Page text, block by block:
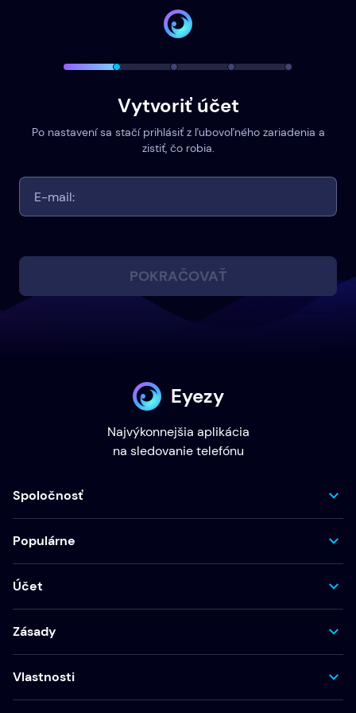
Vytvoriť účet
Po nastavení sa stačí prihlásiť z ľubovoľného zariadenia a
zistiť, čo robia.
POKRAČOVAŤ
Eyezy
Najvýkonnejšia aplikácia
na sledovanie telefónu
Spoločnosť
Populárne
Účet
Zásady
Vlastnosti